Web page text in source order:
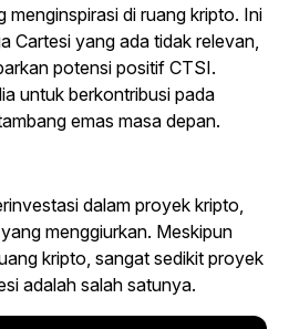
menginspirasi di ruang kripto. Ini
Cartesi yang ada tidak relevan,
potensi positif CTSI.
untuk berkontribusi pada
emas masa depan.
dalam proyek kripto,
menggiurkan. Meskipun
kripto, sangat sedikit proyek
adalah salah satunya.